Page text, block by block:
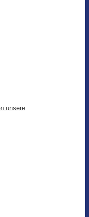
unsere